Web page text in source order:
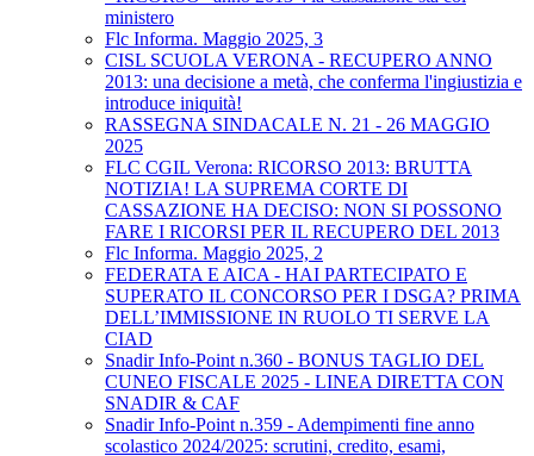
ministero
Flc Informa. Maggio 2025, 3
CISL SCUOLA VERONA - RECUPERO ANNO
2013: una decisione a metà, che conferma l'ingiustizia e
introduce iniquità!
RASSEGNA SINDACALE N. 21 - 26 MAGGIO
2025
FLC CGIL Verona: RICORSO 2013: BRUTTA
NOTIZIA! LA SUPREMA CORTE DI
CASSAZIONE HA DECISO: NON SI POSSONO
FARE I RICORSI PER IL RECUPERO DEL 2013
Flc Informa. Maggio 2025, 2
FEDERATA E AICA - HAI PARTECIPATO E
SUPERATO IL CONCORSO PER I DSGA? PRIMA
DELL’IMMISSIONE IN RUOLO TI SERVE LA
CIAD
Snadir Info-Point n.360 - BONUS TAGLIO DEL
CUNEO FISCALE 2025 - LINEA DIRETTA CON
SNADIR & CAF
Snadir Info-Point n.359 - Adempimenti fine anno
scolastico 2024/2025: scrutini, credito, esami,